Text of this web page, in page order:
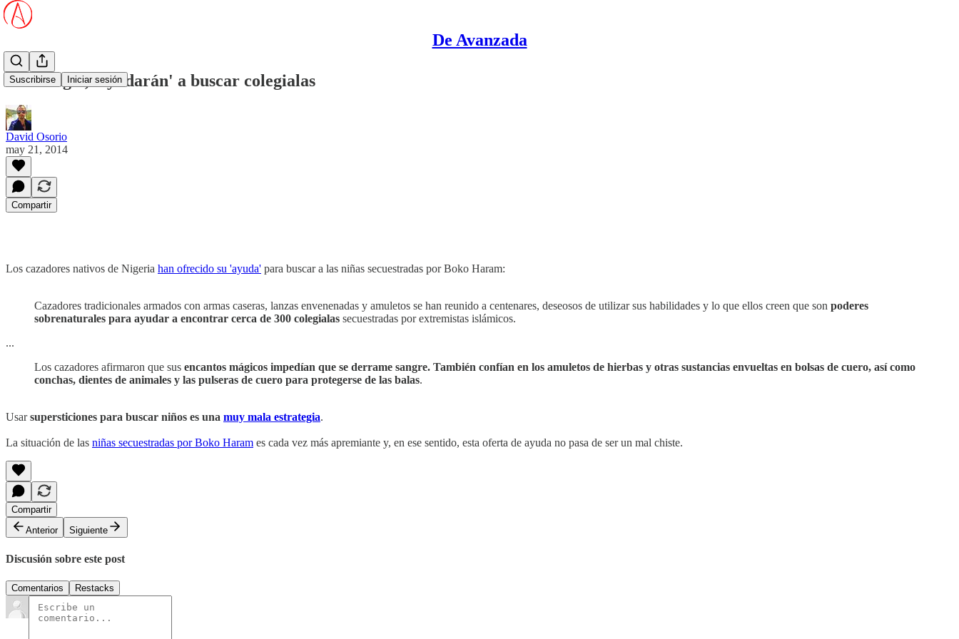
De Avanzada
Suscribirse Iniciar sesión
Con magia, 'ayudarán' a buscar colegialas
David Osorio
may 21, 2014
Compartir
Los cazadores nativos de Nigeria han ofrecido su 'ayuda' para buscar a las niñas secuestradas por Boko Haram:
Cazadores tradicionales armados con armas caseras, lanzas envenenadas y amuletos se han reunido a centenares, deseosos de utilizar sus habilidades y lo que ellos creen que son poderes
sobrenaturales para ayudar a encontrar cerca de 300 colegialas secuestradas por extremistas islámicos.
...
Los cazadores afirmaron que sus encantos mágicos impedían que se derrame sangre. También confían en los amuletos de hierbas y otras sustancias envueltas en bolsas de cuero, así como
conchas, dientes de animales y las pulseras de cuero para protegerse de las balas.
Usarsupersticiones para buscar niños es una muy mala estrategia.
La situación de las niñas secuestradas por Boko Haram es cada vez más apremiante y, en ese sentido, esta oferta de ayuda no pasa de ser un mal chiste.
Compartir
Anterior
Siguiente
Discusión sobre este post
Comentarios Restacks